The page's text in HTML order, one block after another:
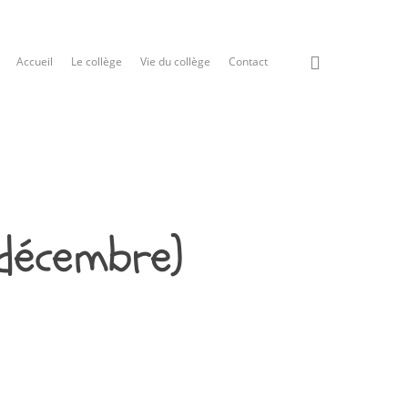
Accueil Le collège Vie du collège Contact